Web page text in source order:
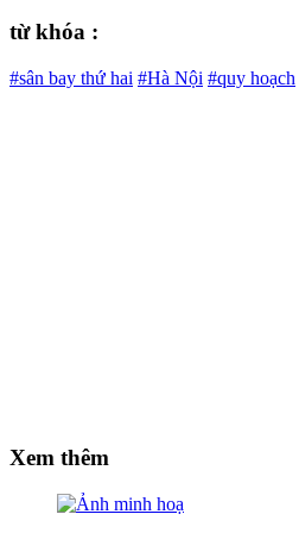
từ khóa :
#sân bay thứ hai #Hà Nội #quy hoạch
Xem thêm